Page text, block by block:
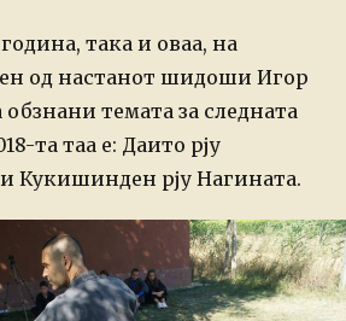
така и оваа, на
од настанот шидоши Игор
обзнани темата за следната
та таа е: Даито рју
Кукишинден рју Нагината.